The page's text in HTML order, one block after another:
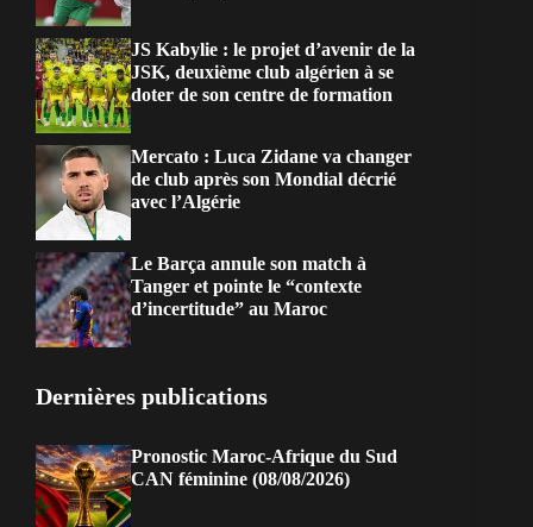
JS Kabylie : le projet d’avenir de la
JSK, deuxième club algérien à se
doter de son centre de formation
Mercato : Luca Zidane va changer
de club après son Mondial décrié
avec l’Algérie
Le Barça annule son match à
Tanger et pointe le “contexte
d’incertitude” au Maroc
Dernières publications
Pronostic Maroc-Afrique du Sud
CAN féminine (08/08/2026)